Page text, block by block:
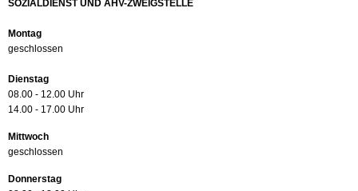
SOZIALDIENST UND AHV-ZWEIGSTELLE
Montag
geschlossen
Dienstag
08.00 - 12.00 Uhr
14.00 - 17.00 Uhr
Mittwoch
geschlossen
Donnerstag